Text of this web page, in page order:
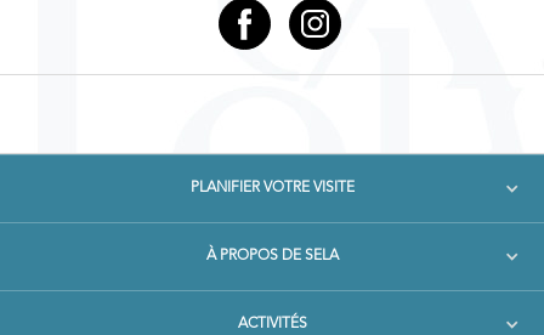
PLANIFIER VOTRE VISITE
À PROPOS DE SELA
ACTIVITÉS